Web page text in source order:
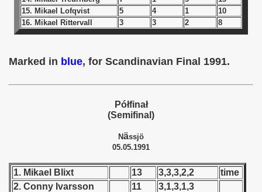
15. Mikael Lofqvist
5 4 1
10
16. Mikael Rittervall
3 3 2 8
Marked in blue, for Scandinavian Final 1991.
Półfinał
(Semifinal)
Nässjö
05.05.1991
1. Mikael Blixt 13 3,3,3,2,2
time
2. Conny Ivarsson
11
3,1,3,1,3
1946
- 1952